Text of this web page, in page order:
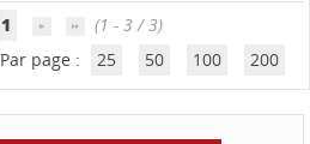
1
(1 - 3 / 3)
Par page :
25 50 100 200